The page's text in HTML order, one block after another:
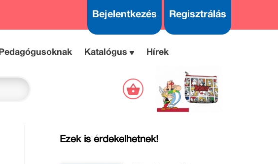
Bejelentkezés Regisztrálás
Pedagógusoknak Katalógus Hírek
Ezek is érdekelhetnek!